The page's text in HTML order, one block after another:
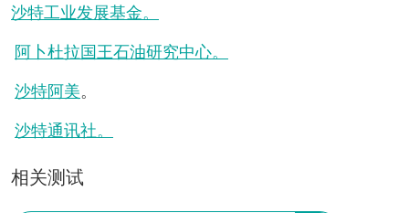
沙特工业发展基金。
阿卜杜拉国王石油研究中心。
沙特阿美。
沙特通讯社。
相关测试